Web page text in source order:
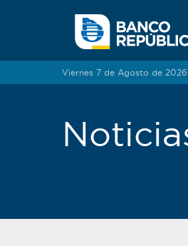
Viernes 7 de Agosto de 2026